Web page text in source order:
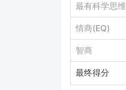
最有科学思维
情商(EQ)
智商
最终得分